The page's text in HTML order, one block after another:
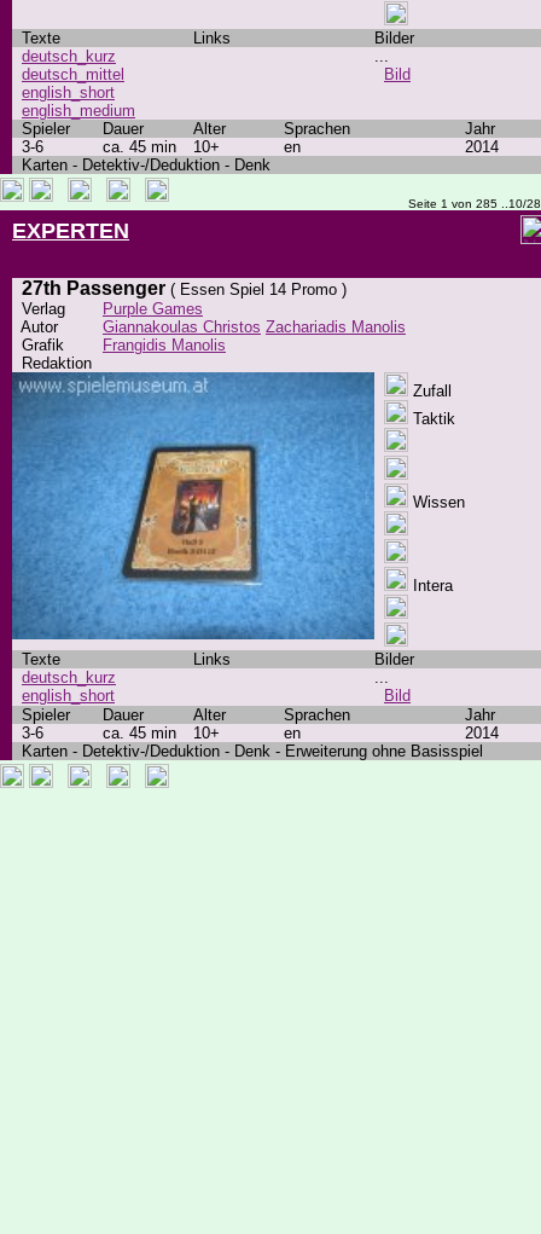
Texte Links
Bilder
deutsch_kurz
deutsch_mittel
english_short
english_medium
...
Bild
Spieler Dauer Alter Sprachen
Jahr
3-6
ca. 45 min 10+ en
2014
Karten - Detektiv-/Deduktion - Denk
Seite 1 von 285 ..10/
EXPERTEN
27th Passenger ( Essen Spiel 14 Promo )
Verlag
Purple Games
Autor
Giannakoulas Christos Zachariadis Manolis
Grafik
Frangidis Manolis
Redaktion
Zufall
Taktik
Wissen
Intera
Texte Links
Bilder
deutsch_kurz
english_short
...
Bild
Spieler
Dauer Alter Sprachen
Jahr
3-6
ca. 45 min 10+ en
2014
Karten - Detektiv-/Deduktion - Denk - Erweiterung ohne Basisspiel